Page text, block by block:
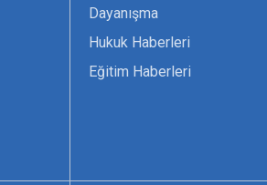
Dayanışma
Hukuk Haberleri
Eğitim Haberleri